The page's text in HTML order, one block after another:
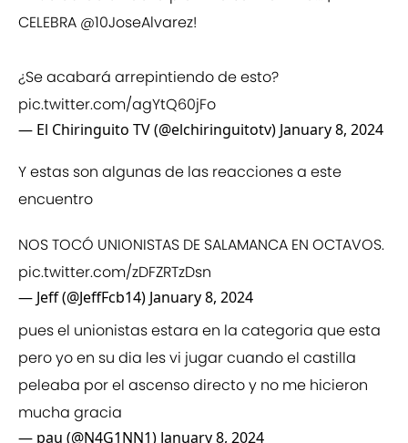
CELEBRA @10JoseAlvarez!
¿Se acabará arrepintiendo de esto?
pic.twitter.com/agYtQ60jFo
— El Chiringuito TV (@elchiringuitotv) January 8, 2024
Y estas son algunas de las reacciones a este
encuentro
NOS TOCÓ UNIONISTAS DE SALAMANCA EN OCTAVOS.
pic.twitter.com/zDFZRTzDsn
— Jeff (@JeffFcb14) January 8, 2024
pues el unionistas estara en la categoria que esta
pero yo en su dia les vi jugar cuando el castilla
peleaba por el ascenso directo y no me hicieron
mucha gracia
— pau (@N4G1NN1) January 8, 2024